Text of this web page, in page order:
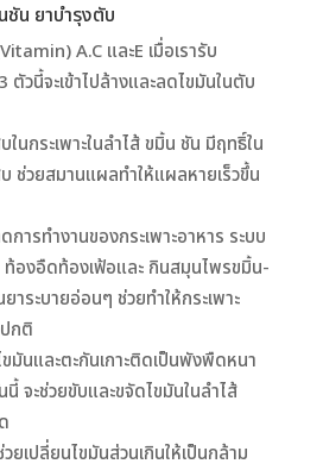
น ยาบำรุงตับ
A.C และE เมื่อเรารับ
ตัวนี้จะเข้าไปล้างและลดไขมันในตับ
นกระเพาะในลำไส้ ขมิ้น ชัน มีฤทธิ์ใน
ช่วยสมานแผลทำให้แผลหายเร็วขึ้น
ารทำงานของกระเพาะอาหาร ระบบ
ท้องอืดท้องเฟ้อและ กินสมุนไพรขมิ้น-
าระบายอ่อนๆ ช่วยทำให้กระเพาะ
กติ
มันและตะกันเกาะติดเป็นพังพืดหนา
จะช่วยขับและขจัดไขมันในลำไส้
เปลี่ยนไขมันส่วนเกินให้เป็นกล้าม